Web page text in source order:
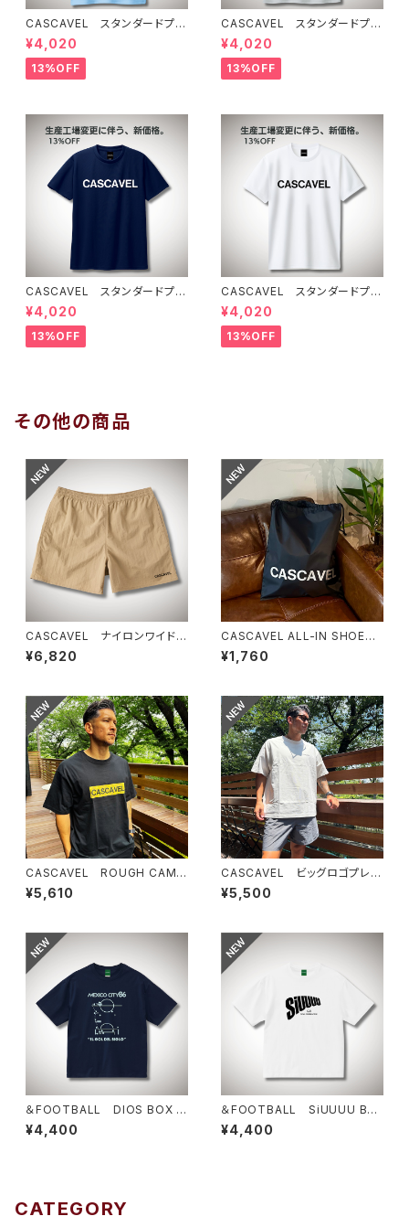
CASCAVEL スタンダードプラ
クティスシャツ ライトブルー
¥4,020
13%OFF
CASCAVEL スタンダードプラ
クティスシャツ シルバーグレー
¥4,020
13%OFF
CASCAVEL スタンダードプラ
クティスシャツ ネイビー
¥4,020
13%OFF
CASCAVEL スタンダードプラ
クティスシャツ ホワイト
¥4,020
13%OFF
その他の商品
CASCAVEL ナイロンワイドシ
ョーツ サンドベージュ
¥6,820
CASCAVEL ALL-IN SHOES
SACK ブラックシルバー
¥1,760
CASCAVEL ROUGH CAMO
BOX TEE ブラックカモ4
¥5,610
CASCAVEL ビッグロゴプレミ
アムボックスTEE グレージュ
¥5,500
＆FOOTBALL DIOS BOX T
EE ネイビー×アルゼンチンブ
ルー
¥4,400
＆FOOTBALL SiUUUU BO
X TEE ホワイトブラック
¥4,400
CATEGORY